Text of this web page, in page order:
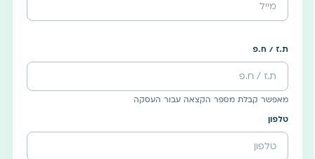
ת.ז / ח.פ
מאפשר קבלת מספר הקצאה עבור העסקה
טלפון